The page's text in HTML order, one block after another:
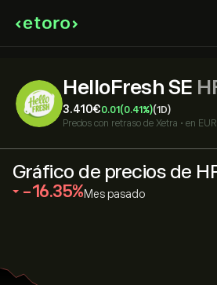
HelloFresh SE
3.410‎€‎0.01 (0.41%)(1D)
Precios con retraso de Xetra • en EUR
Gráfico de precios de
‎-16.35‎ Mes pasado